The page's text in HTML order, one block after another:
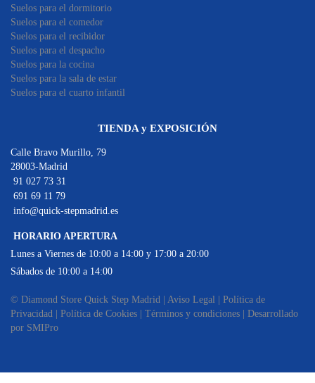
Suelos para el dormitorio
Suelos para el comedor
Suelos para el recibidor
Suelos para el despacho
Suelos para la cocina
Suelos para la sala de estar
Suelos para el cuarto infantil
TIENDA y EXPOSICIÓN
Calle Bravo Murillo, 79
28003-Madrid
91 027 73 31
691 69 11 79
info@quick-stepmadrid.es
HORARIO APERTURA
Lunes a Viernes de 10:00 a 14:00 y 17:00 a 20:00
Sábados de 10:00 a 14:00
© Diamond Store Quick Step Madrid | Aviso Legal | Política de
Privacidad | Política de Cookies | Términos y condiciones | Desarrollado
por SMIPro